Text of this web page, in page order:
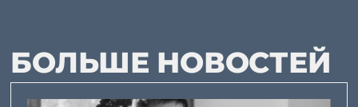
БОЛЬШЕ НОВОСТЕЙ